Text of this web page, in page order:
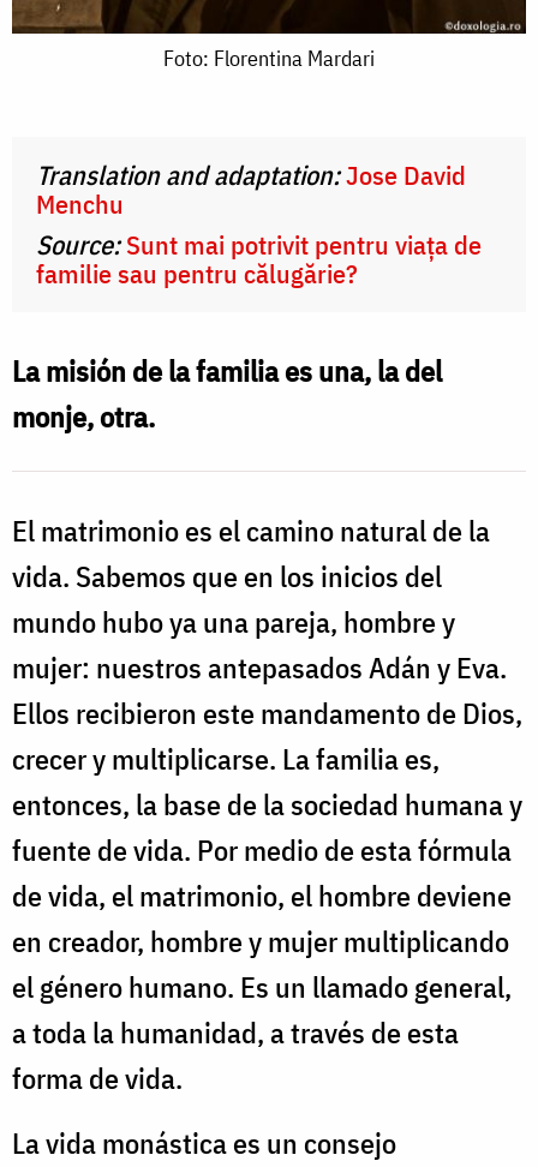
Foto: Florentina Mardari
Translation and adaptation:Jose David
Menchu
Source:Sunt mai potrivit pentru viața de
familie sau pentru călugărie?
La misión de la familia es una, la del
monje, otra.
El matrimonio es el camino natural de la
vida. Sabemos que en los inicios del
mundo hubo ya una pareja, hombre y
mujer: nuestros antepasados Adán y Eva.
Ellos recibieron este mandamento de Dios,
crecer y multiplicarse. La familia es,
entonces, la base de la sociedad humana y
fuente de vida. Por medio de esta fórmula
de vida, el matrimonio, el hombre deviene
en creador, hombre y mujer multiplicando
el género humano. Es un llamado general,
a toda la humanidad, a través de esta
forma de vida.
La vida monástica es un consejo